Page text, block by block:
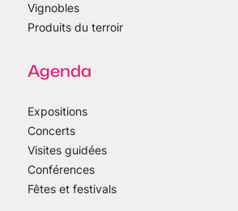
Vignobles
Produits du terroir
Agenda
Expositions
Concerts
Visites guidées
Conférences
Fêtes et festivals